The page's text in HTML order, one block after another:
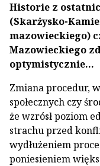
Historie z
(Skarżysko-
mazowieckiego)
Mazowieckiego
optymistycznie…
Zmiana procedur,
społecznych czy
że wzrósł poziom
strachu przed
wydłużeniem
poniesieniem